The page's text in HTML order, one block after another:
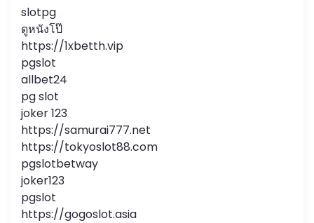
slotpg
ดูหนังโป๊
https://1xbetth.vip
pgslot
allbet24
pg slot
joker 123
https://samurai777.net
https://tokyoslot88.com
pgslotbetway
joker123
pgslot
https://gogoslot.asia